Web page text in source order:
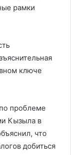
рамки
ключе
проблеме
Кызыла в
что
добиться